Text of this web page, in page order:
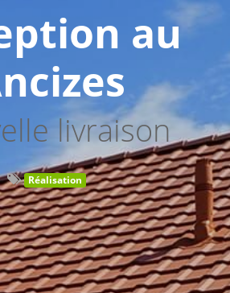
au
livraison
Réalisation